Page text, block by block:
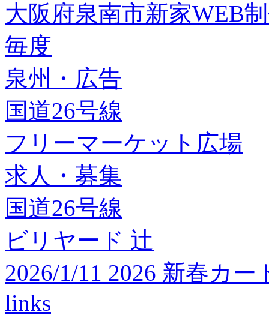
大阪府泉南市新家WEB
毎度
泉州・広告
国道26号線
フリーマーケット広場
求人・募集
国道26号線
ビリヤード 辻
2026/1/11 2026 新春カ
links